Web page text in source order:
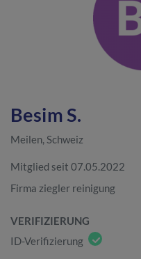
Besim S.
Meilen, Schweiz
Mitglied seit 07.05.2022
Firma ziegler reinigung
VERIFIZIERUNG
ID-Verifizierung